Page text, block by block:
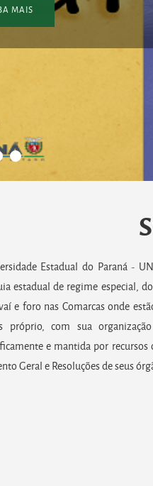
MAIS
Estadual do Paraná -
estadual de regime especial,
e foro nas Comarcas onde
próprio, com sua
e mantida por
Geral e Resoluções de seus